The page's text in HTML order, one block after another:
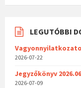
LEGUTÓBBI
2026-07-22
Jegyzőkönyv
2026-07-09